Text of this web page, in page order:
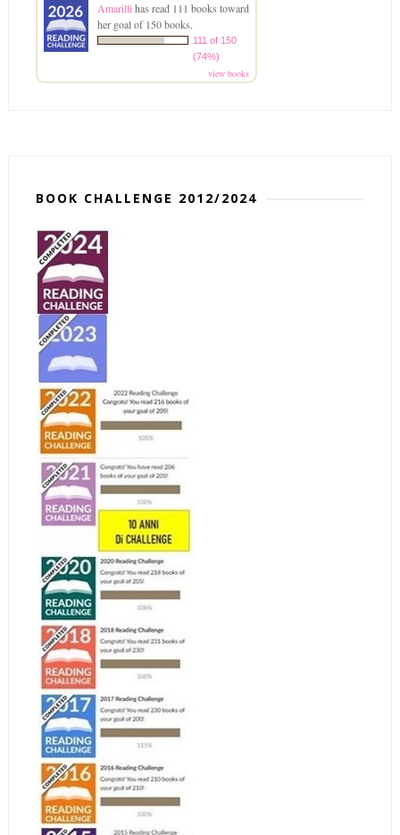
Amarillihas read 111 books toward
her goal of 150 books.
111 of 150
(74%)
view books
BOOK CHALLENGE 2012/2024